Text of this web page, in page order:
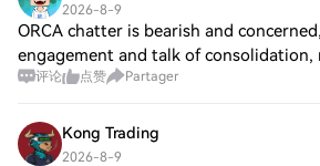
2026-8-9
ORCA chatter is bearish and
engagement and talk of consolidation,
setups. On Jul 29, Orca announced
评论 点赞 Partager
Kong Trading
2026-8-9